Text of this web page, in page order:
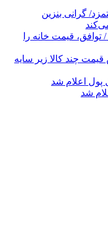
دستمزد/ گرانی بنزین
قیمت خانه را
قیمت چند کالا زیر سایه
پول اعلام شد
شد